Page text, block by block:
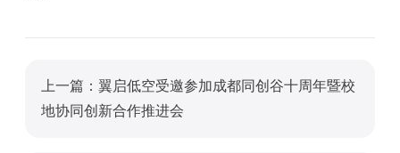
上一篇：翼启低空受邀参加成都同创谷十周年暨校
地协同创新合作推进会